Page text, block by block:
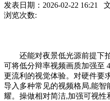
发表日期：2026-02-22 16:21
浏览次数:
还能对夜景低光源前提下拍
可将低分辩率视频画质加强至
更流利的视觉体验。对硬件要
导入多种常见的视频格局,能
耀。操做相对简洁,加强可视性